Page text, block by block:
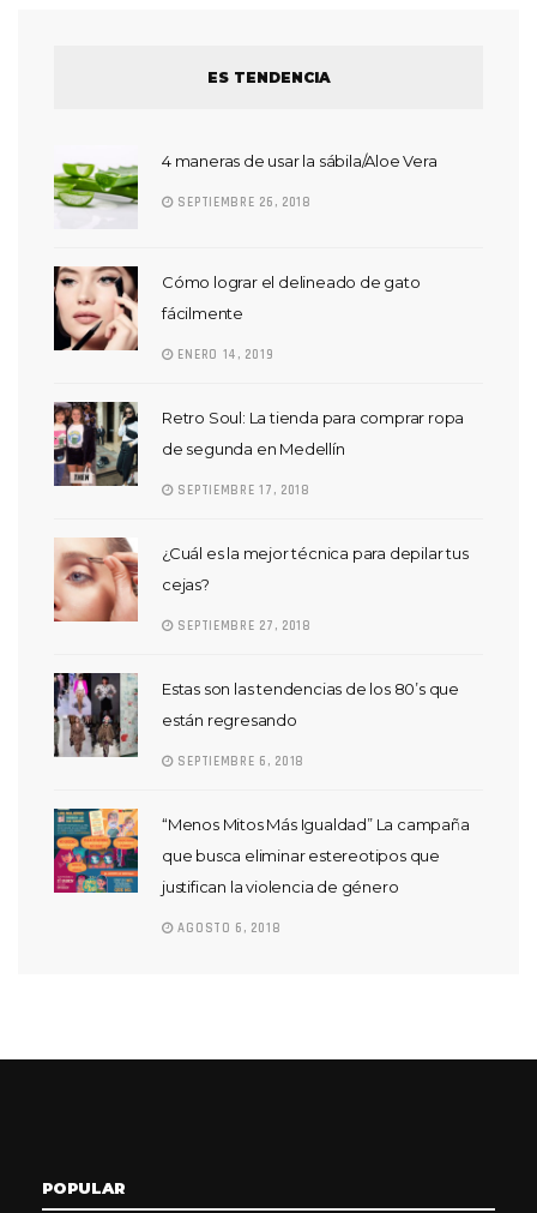
ES TENDENCIA
4 maneras de usar la sábila/Aloe Vera
SEPTIEMBRE 26, 2018
Cómo lograr el delineado de gato
fácilmente
ENERO 14, 2019
Retro Soul: La tienda para comprar ropa
de segunda en Medellín
SEPTIEMBRE 17, 2018
¿Cuál es la mejor técnica para depilar tus
cejas?
SEPTIEMBRE 27, 2018
Estas son las tendencias de los 80’s que
están regresando
SEPTIEMBRE 6, 2018
“Menos Mitos Más Igualdad” La campaña
que busca eliminar estereotipos que
justifican la violencia de género
AGOSTO 6, 2018
POPULAR